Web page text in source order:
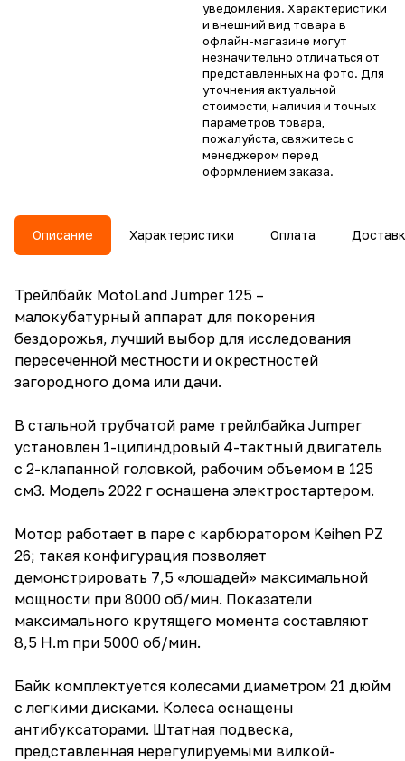
уведомления. Характеристики
и внешний вид товара в
офлайн-магазине могут
незначительно отличаться от
представленных на фото. Для
уточнения актуальной
стоимости, наличия и точных
параметров товара,
пожалуйста, свяжитесь с
менеджером перед
оформлением заказа.
Описание Характеристики Оплата
Трейлбайк MotoLand Jumper 125 –
малокубатурный аппарат для покорения
бездорожья, лучший выбор для исследования
пересеченной местности и окрестностей
загородного дома или дачи.
В стальной трубчатой раме трейлбайка Jumper
установлен 1-цилиндровый 4-тактный двигатель
с 2-клапанной головкой, рабочим объемом в 125
см3. Модель 2022 г оснащена электростартером.
Мотор работает в паре с карбюратором Keihen PZ
26; такая конфигурация позволяет
демонстрировать 7,5 «лошадей» максимальной
мощности при 8000 об/мин. Показатели
максимального крутящего момента составляют
8,5 H.m при 5000 об/мин.
Байк комплектуется колесами диаметром 21 дюйм
с легкими дисками. Колеса оснащены
антибуксаторами. Штатная подвеска,
представленная нерегулируемыми вилкой-